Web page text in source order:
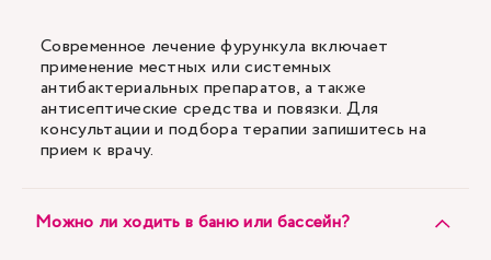
Современное лечение фурункула включает
применение местных или системных
антибактериальных препаратов, а также
антисептические средства и повязки. Для
консультации и подбора терапии запишитесь на
прием к врачу.
Можно ли ходить в баню или бассейн?